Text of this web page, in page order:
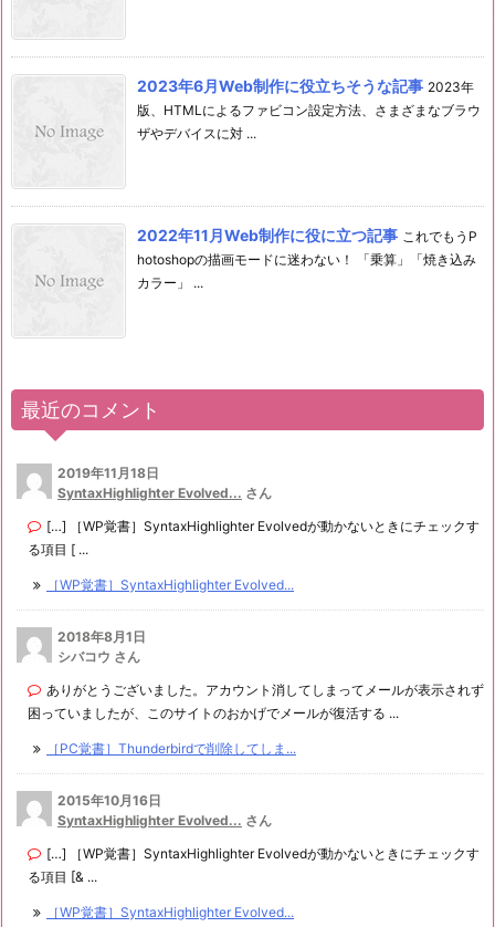
2023年6月Web制作に役立ちそうな記事 2023年
版、HTMLによるファビコン設定方法、さまざまなブラウ
ザやデバイスに対 ...
2022年11月Web制作に役に立つ記事 これでもうP
hotoshopの描画モードに迷わない！ 「乗算」「焼き込み
カラー」 ...
最近のコメント
2019年11月18日
SyntaxHighlighter Evolved... さん
[…] ［WP覚書］SyntaxHighlighter Evolvedが動かないときにチェックす
る項目 [ ...
［WP覚書］SyntaxHighlighter Evolved...
2018年8月1日
シバコウ さん
ありがとうございました。アカウント消してしまってメールが表示されず
困っていましたが、このサイトのおかげでメールが復活する ...
［PC覚書］Thunderbirdで削除してしま...
2015年10月16日
SyntaxHighlighter Evolved... さん
[…] ［WP覚書］SyntaxHighlighter Evolvedが動かないときにチェックす
る項目 [& ...
［WP覚書］SyntaxHighlighter Evolved...